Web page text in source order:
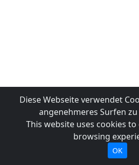
Diese Webseite verwendet
angenehmeres Surfen
This website uses cookies
browsing
OK